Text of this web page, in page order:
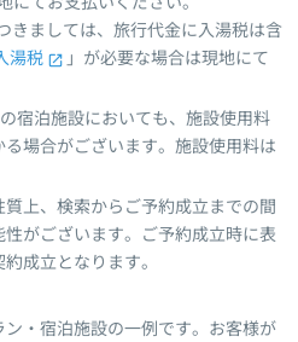
きましては、旅行代金に入湯税は含
湯税
」が必要な場合は現地にて
宿泊施設においても、施設使用料
る場合がございます。施設使用料は
上、検索からご予約成立までの間
がございます。ご予約成立時に表
成立となります。
・宿泊施設の一例です。お客様が